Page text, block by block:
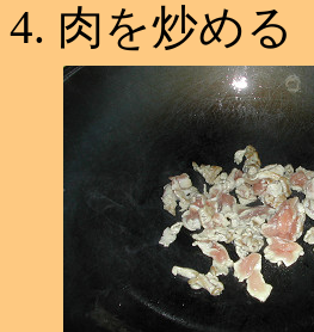
肉を炒める